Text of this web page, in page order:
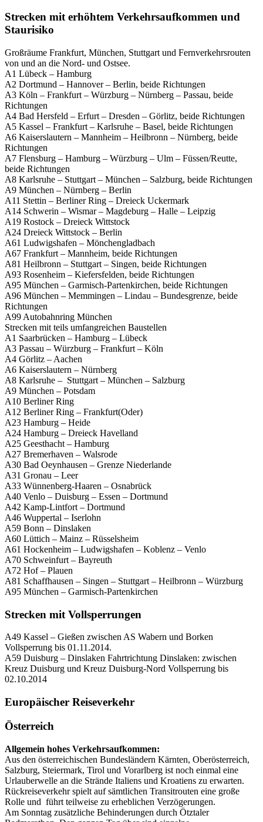
Strecken mit erhöhtem Verkehrsaufkommen und
Staurisiko
Großräume Frankfurt, München, Stuttgart und Fernverkehrsrouten
von und an die Nord- und Ostsee.
A1 Lübeck – Hamburg
A2 Dortmund – Hannover – Berlin, beide Richtungen
A3 Köln – Frankfurt – Würzburg – Nürnberg – Passau, beide
Richtungen
A4 Bad Hersfeld – Erfurt – Dresden – Görlitz, beide Richtungen
A5 Kassel – Frankfurt – Karlsruhe – Basel, beide Richtungen
A6 Kaiserslautern – Mannheim – Heilbronn – Nürnberg, beide
Richtungen
A7 Flensburg – Hamburg – Würzburg – Ulm – Füssen/Reutte,
beide Richtungen
A8 Karlsruhe – Stuttgart – München – Salzburg, beide Richtungen
A9 München – Nürnberg – Berlin
A11 Stettin – Berliner Ring – Dreieck Uckermark
A14 Schwerin – Wismar – Magdeburg – Halle – Leipzig
A19 Rostock – Dreieck Wittstock
A24 Dreieck Wittstock – Berlin
A61 Ludwigshafen – Mönchengladbach
A67 Frankfurt – Mannheim, beide Richtungen
A81 Heilbronn – Stuttgart – Singen, beide Richtungen
A93 Rosenheim – Kiefersfelden, beide Richtungen
A95 München – Garmisch-Partenkirchen, beide Richtungen
A96 München – Memmingen – Lindau – Bundesgrenze, beide
Richtungen
A99 Autobahnring München
Strecken mit teils umfangreichen Baustellen
A1 Saarbrücken – Hamburg – Lübeck
A3 Passau – Würzburg – Frankfurt – Köln
A4 Görlitz – Aachen
A6 Kaiserslautern – Nürnberg
A8 Karlsruhe – Stuttgart – München – Salzburg
A9 München – Potsdam
A10 Berliner Ring
A12 Berliner Ring – Frankfurt(Oder)
A23 Hamburg – Heide
A24 Hamburg – Dreieck Havelland
A25 Geesthacht – Hamburg
A27 Bremerhaven – Walsrode
A30 Bad Oeynhausen – Grenze Niederlande
A31 Gronau – Leer
A33 Wünnenberg-Haaren – Osnabrück
A40 Venlo – Duisburg – Essen – Dortmund
A42 Kamp-Lintfort – Dortmund
A46 Wuppertal – Iserlohn
A59 Bonn – Dinslaken
A60 Lüttich – Mainz – Rüsselsheim
A61 Hockenheim – Ludwigshafen – Koblenz – Venlo
A70 Schweinfurt – Bayreuth
A72 Hof – Plauen
A81 Schaffhausen – Singen – Stuttgart – Heilbronn – Würzburg
A95 München – Garmisch-Partenkirchen
Strecken mit Vollsperrungen
A49 Kassel – Gießen zwischen AS Wabern und Borken
Vollsperrung bis 01.11.2014.
A59 Duisburg – Dinslaken Fahrtrichtung Dinslaken: zwischen
Kreuz Duisburg und Kreuz Duisburg-Nord Vollsperrung bis
02.10.2014
Europäischer Reiseverkehr
Österreich
Allgemein hohes Verkehrsaufkommen:
Aus den österreichischen Bundesländern Kärnten, Oberösterreich,
Salzburg, Steiermark, Tirol und Vorarlberg ist noch einmal eine
Urlauberwelle an die Strände Italiens und Kroatiens zu erwarten.
Rückreiseverkehr spielt auf sämtlichen Transitrouten eine große
Rolle und führt teilweise zu erheblichen Verzögerungen.
Am Sonntag zusätzliche Behinderungen durch Ötztaler